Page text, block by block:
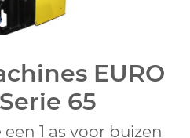
EURO
65
1 as voor buizen